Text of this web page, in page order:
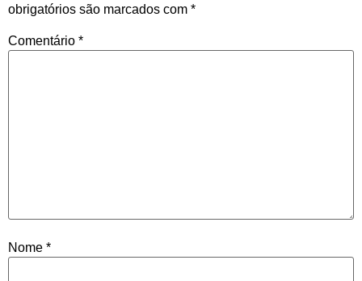
obrigatórios são marcados com *
Comentário *
Nome *